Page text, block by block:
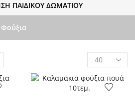
ΠΑΙΔΙΚΟΎ ΔΩΜΑΤΊΟΥ
Φούξια
Products
per
page